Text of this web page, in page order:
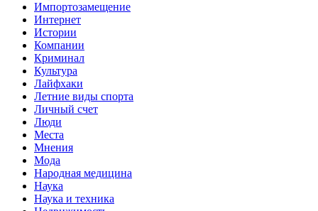
Импортозамещение
Интернет
Истории
Компании
Криминал
Культура
Лайфхаки
Летние виды спорта
Личный счет
Люди
Места
Мнения
Мода
Народная медицина
Наука
Наука и техника